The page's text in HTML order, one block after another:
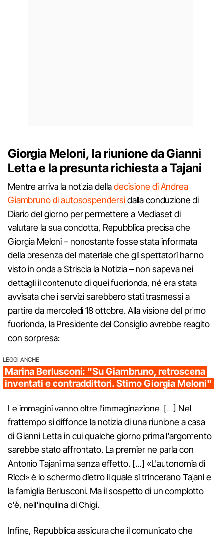
Giorgia Meloni, la riunione da Gianni
Letta e la presunta richiesta a Tajani
Mentre arriva la notizia delladecisione di Andrea
Giambruno di autosospendersidalla conduzione di
Diario del giorno per permettere a Mediaset di
valutare la sua condotta, Repubblica precisa che
Giorgia Meloni – nonostante fosse stata informata
della presenza del materiale che gli spettatori hanno
visto in onda a Striscia la Notizia – non sapeva nei
dettagli il contenuto di quei fuorionda, né era stata
avvisata che i servizi sarebbero stati trasmessi a
partire da mercoledì 18 ottobre. Alla visione del primo
fuorionda, la Presidente del Consiglio avrebbe reagito
con sorpresa:
LEGGI ANCHE
Marina Berlusconi: "Su Giambruno, retroscena
inventati e contraddittori. Stimo Giorgia Meloni"
Le immagini vanno oltre l'immaginazione. […] Nel
frattempo si diffonde la notizia di una riunione a casa
di Gianni Letta in cui qualche giorno prima l'argomento
sarebbe stato affrontato. La premier ne parla con
Antonio Tajani ma senza effetto. […] «L'autonomia di
Ricci» è lo schermo dietro il quale si trincerano Tajani e
la famiglia Berlusconi. Ma il sospetto di un complotto
c'è, nell'inquilina di Chigi.
Infine, Repubblica assicura che il comunicato che